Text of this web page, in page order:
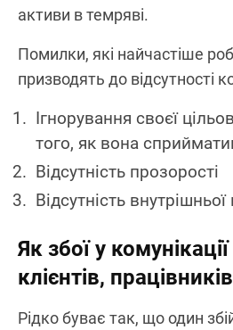
активи в темряві.
Помилки, які найчастіше
призводять до відсутності
Ігнорування своєї
того, як вона
Відсутність прозорості
Відсутність внутрішньої
Як збої у
клієнтів,
Рідко буває так, що один